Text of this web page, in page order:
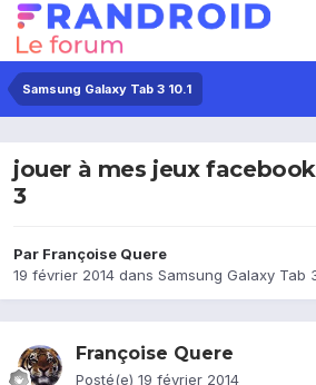
Samsung Galaxy Tab 3 10.1
jouer à mes jeux
3
Par Françoise Quere
19 février 2014 dans Samsung Galaxy Tab 3
Françoise Quere
Posté(e) 19 février 2014